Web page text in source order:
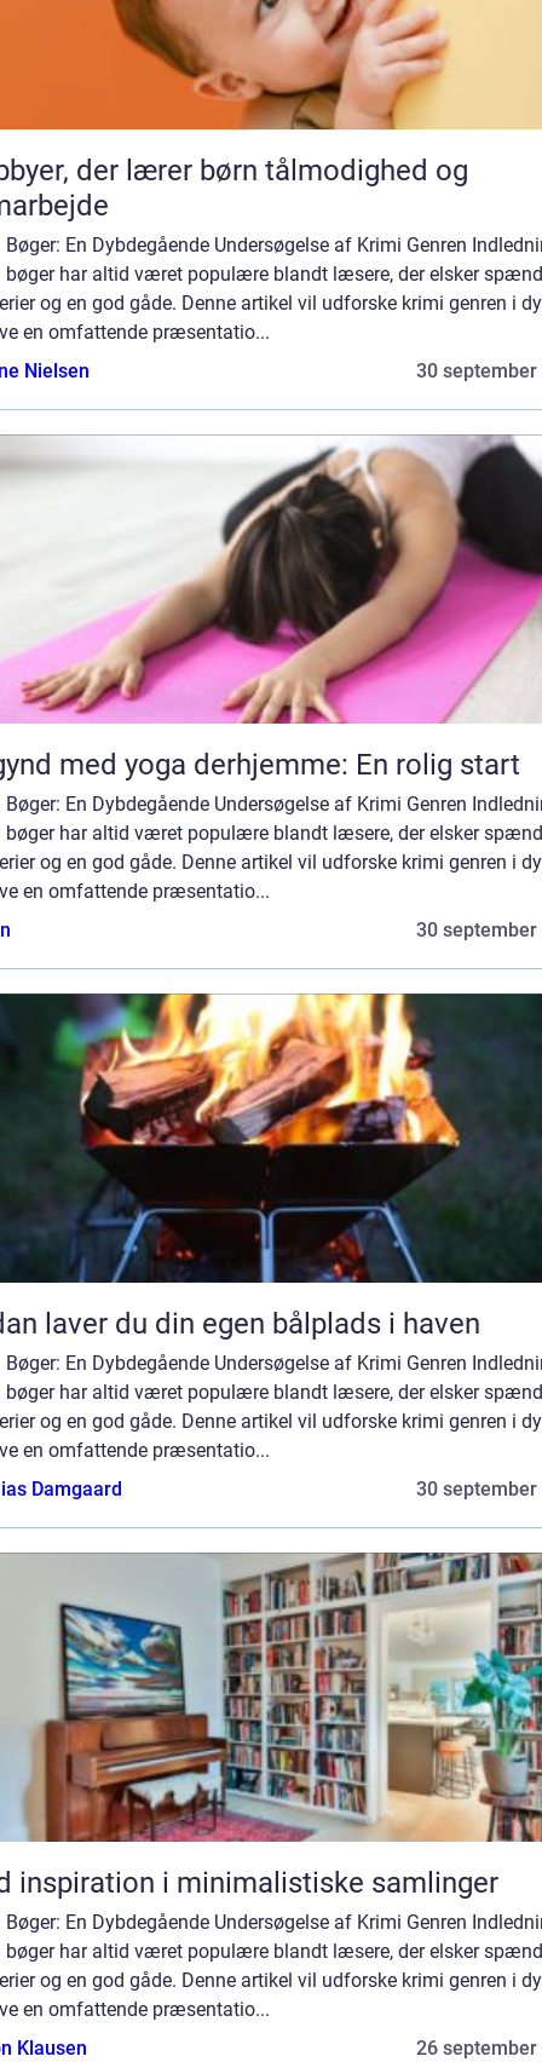
der lærer børn tålmodighed og
En Dybdegående Undersøgelse af Krimi Genren
bøger har altid været populære blandt læsere, der elsker
og en god gåde. Denne artikel vil udforske krimi genren i
en omfattende præsentatio...
Nielsen
30 september
med yoga derhjemme: En rolig start
En Dybdegående Undersøgelse af Krimi Genren
bøger har altid været populære blandt læsere, der elsker
og en god gåde. Denne artikel vil udforske krimi genren i
en omfattende præsentatio...
30 september
laver du din egen bålplads i haven
En Dybdegående Undersøgelse af Krimi Genren
bøger har altid været populære blandt læsere, der elsker
og en god gåde. Denne artikel vil udforske krimi genren i
en omfattende præsentatio...
Damgaard
30 september
inspiration i minimalistiske samlinger
En Dybdegående Undersøgelse af Krimi Genren
bøger har altid været populære blandt læsere, der elsker
og en god gåde. Denne artikel vil udforske krimi genren i
en omfattende præsentatio...
Klausen
26 september